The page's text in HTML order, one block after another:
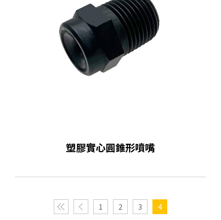
塑膠實⼼圓錐形噴嘴
1 2 3 4